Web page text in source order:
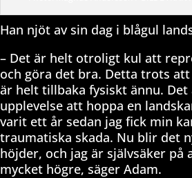
Han njöt av sin dag i blågul
– Det är helt otroligt kul att
och göra det bra. Detta trots
är helt tillbaka fysiskt ännu.
upplevelse att hoppa en
varit ett år sedan jag fick min
traumatiska skada. Nu blir det
höjder, och jag är självsäker på
mycket högre, säger Adam.